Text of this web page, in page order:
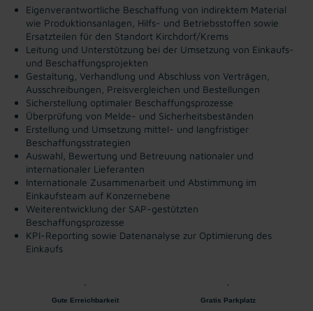
Eigenverantwortliche Beschaffung von indirektem Material
wie Produktionsanlagen, Hilfs- und Betriebsstoffen sowie
Ersatzteilen für den Standort Kirchdorf/Krems
Leitung und Unterstützung bei der Umsetzung von Einkaufs-
und Beschaffungsprojekten
Gestaltung, Verhandlung und Abschluss von Verträgen,
Ausschreibungen, Preisvergleichen und Bestellungen
Sicherstellung optimaler Beschaffungsprozesse
Überprüfung von Melde- und Sicherheitsbeständen
Erstellung und Umsetzung mittel- und langfristiger
Beschaffungsstrategien
Auswahl, Bewertung und Betreuung nationaler und
internationaler Lieferanten
Internationale Zusammenarbeit und Abstimmung im
Einkaufsteam auf Konzernebene
Weiterentwicklung der SAP-gestützten
Beschaffungsprozesse
KPI-Reporting sowie Datenanalyse zur Optimierung des
Einkaufs
Gute Erreichbarkeit Gratis Parkplatz